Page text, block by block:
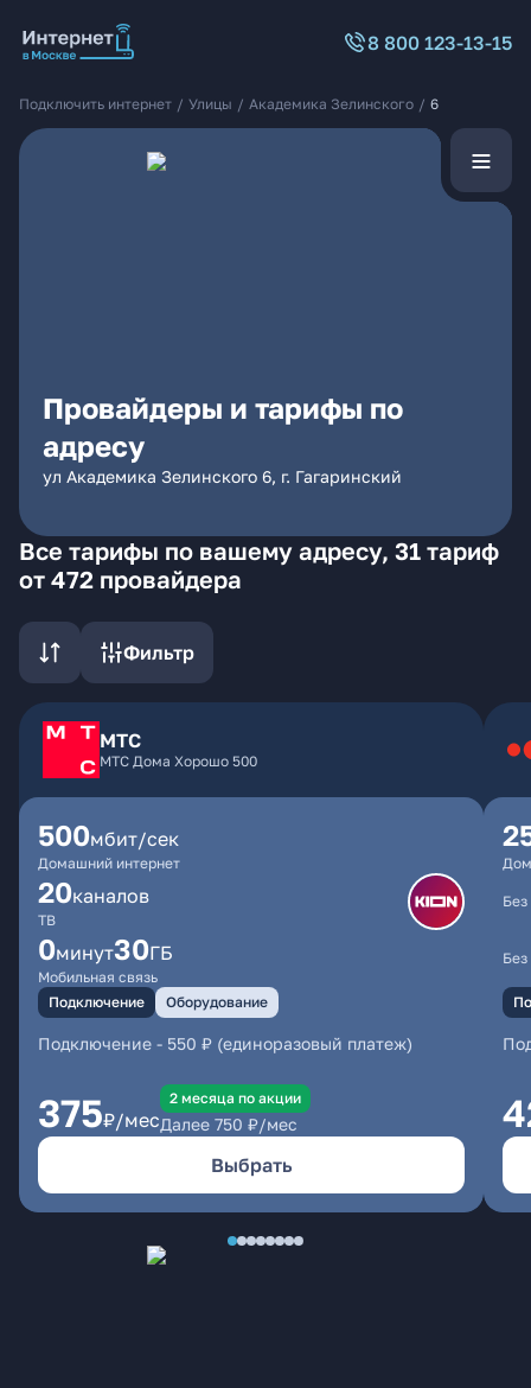
8 800 123-13-15
Подключить интернет / Улицы / Академика Зелинского / 6
Провайдеры и тарифы по
адресу
ул Академика Зелинского 6, г. Гагаринский
Все тарифы по вашему адресу, 31 тариф
от 472 провайдера
Фильтр
МТС
МТС Дома Хорошо 500
500мбит/сек
Домашний интернет
20каналов
ТВ
0минут30ГБ
Мобильная связь
Подключение
Оборудование
Подключение - 550 ₽ (единоразовый платеж)
375₽/мес
2 месяцa по акции
Далее 750 ₽/мес
Выбрать